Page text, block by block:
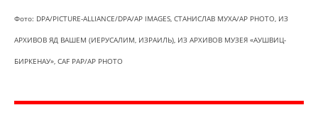
Фото: DPA/PICTURE-ALLIANCE/DPA/AP IMAGES, СТАНИСЛАВ МУХА/AP PHOTO, ИЗ
АРХИВОВ ЯД ВАШЕМ (ИЕРУСАЛИМ, ИЗРАИЛЬ), ИЗ АРХИВОВ МУЗЕЯ «АУШВИЦ-
БИРКЕНАУ», CAF PAP/AP PHOTO